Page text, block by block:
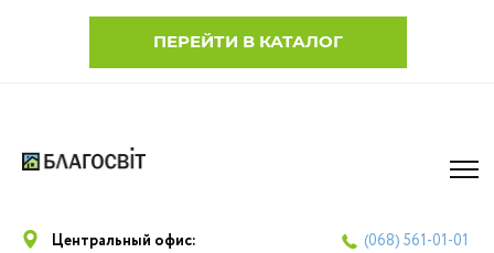
ПЕРЕЙТИ В КАТАЛОГ
Центральный офис: (068) 561-01-01